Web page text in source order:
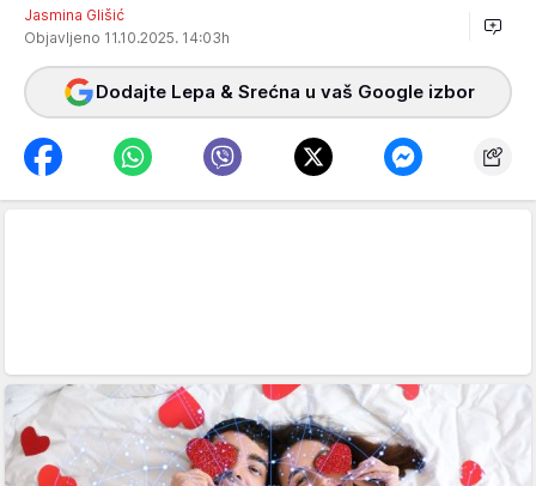
Jasmina Glišić
Objavljeno 11.10.2025. 14:03h
Dodajte Lepa & Srećna u vaš Google izbor